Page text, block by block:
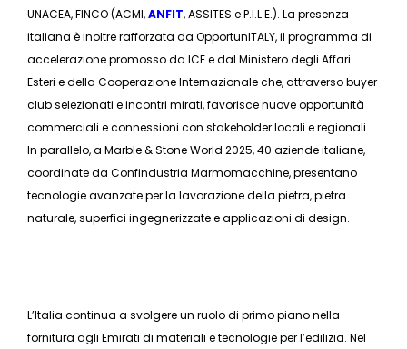
UNACEA, FINCO (ACMI,ANFIT, ASSITES e P.I.L.E.). La presenza
italiana è inoltre rafforzata da OpportunITALY, il programma di
accelerazione promosso da ICE e dal Ministero degli Affari
Esteri e della Cooperazione Internazionale che, attraverso buyer
club selezionati e incontri mirati, favorisce nuove opportunità
commerciali e connessioni con stakeholder locali e regionali.
In parallelo, a Marble & Stone World 2025, 40 aziende italiane,
coordinate da Confindustria Marmomacchine, presentano
tecnologie avanzate per la lavorazione della pietra, pietra
naturale, superfici ingegnerizzate e applicazioni di design.
L’Italia continua a svolgere un ruolo di primo piano nella
fornitura agli Emirati di materiali e tecnologie per l’edilizia. Nel